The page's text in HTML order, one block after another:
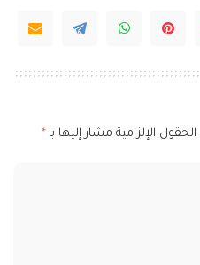
الحقول الإلزامية مشار إليها بـ *